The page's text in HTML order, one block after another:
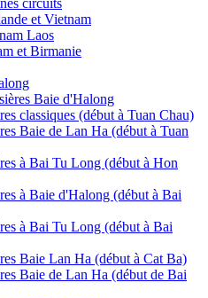
circuits
et Vietnam
Laos
et Birmanie
Baie d'Halong
classiques (début à Tuan Chau)
Baie de Lan Ha (début à Tuan
à Bai Tu Long (début à Hon
à Baie d'Halong (début à Bai
à Bai Tu Long (début à Bai
Baie Lan Ha (début à Cat Ba)
Baie de Lan Ha (début de Bai